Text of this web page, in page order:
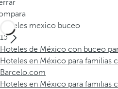
Hoteles mexico buceo
15
Hoteles de México con buceo
Hoteles en México para familias
Barcelo.com
Hoteles en México para familias